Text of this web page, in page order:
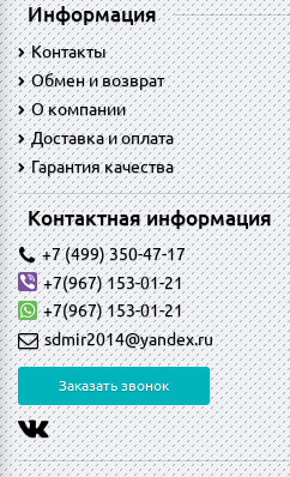
Информация
Контакты
Обмен и возврат
O компании
Доставка и оплата
Гарантия качества
Контактная информация
+7 (499) 350-47-17
+7(967) 153-01-21
+7(967) 153-01-21
sdmir2014@yandex.ru
Заказать звонок